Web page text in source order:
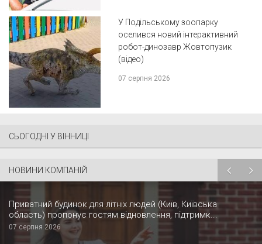
У Подільському зоопарку
оселився новий інтерактивний
робот-динозавр Жовтопузик
(відео)
07 серпня 2026
СЬОГОДНІ У ВІННИЦІ
НОВИНИ КОМПАНІЙ
Приватний будинок для літніх людей (Київ, Київська
область) пропонує гостям відновлення, підтримк...
07 серпня 2026